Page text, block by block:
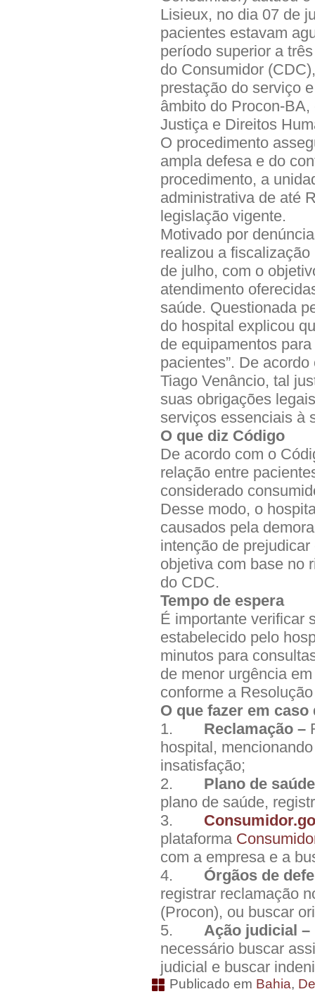
Lisieux, no dia 07 de
pacientes estavam
período superior a
do Consumidor
prestação do serviço
âmbito do Procon-
Justiça e Direitos
O procedimento
ampla defesa e do
procedimento, a
administrativa de até
legislação vigente.
Motivado por
realizou a
de julho, com o
atendimento
saúde. Questionada
do hospital explicou
de equipamentos
pacientes”. De
Tiago Venâncio, tal
suas obrigações
serviços essenciais à
O que diz Código
De acordo com o
relação entre
considerado
Desse modo, o
causados pela
intenção de
objetiva com base no
do CDC.
Tempo de espera
É importante verificar
estabelecido pelo
minutos para
de menor urgência
conforme a
O que fazer em caso
1. Reclamação –
hospital,
insatisfação;
2.
Plano de
plano de saúde,
3.
plataforma
com a empresa e a
4. Órgãos de
registrar reclamação
(Procon), ou buscar
5. Ação judicial –
necessário buscar
judicial e buscar
Publicado em Bahia,